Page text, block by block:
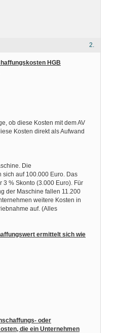
2.
HGB
ob diese Kosten mit dem AV
Kosten direkt als Aufwand
Die
sich auf 100.000 Euro. Das
3 % Skonto (3.000 Euro). Für
der Maschine fallen 11.200
weitere Kosten in
auf. (Alles
ermittelt sich wie
oder
die ein Unternehmen